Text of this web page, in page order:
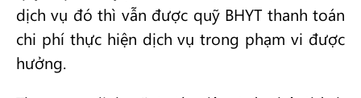
dịch vụ đó thì vẫn được quỹ BHYT thanh toán
chi phí thực hiện dịch vụ trong phạm vi được
hưởng.